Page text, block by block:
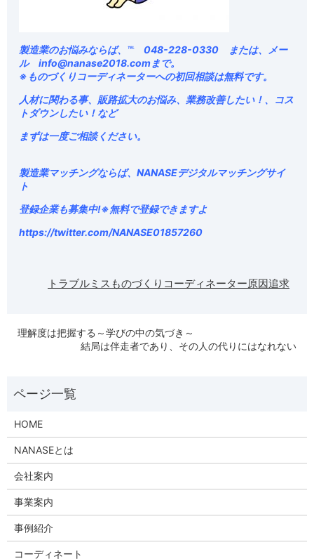
製造業のお悩みならば、℡ 048-228-0330 または、
メー
ルinfo@nanase2018.comまで。
※ものづくりコーディネーターへの初回相談は無料です。
人材に関わる事、販路拡大のお悩み、業務改善したい！、コス
トダウンしたい！など
まずは一度ご相談ください。
製造業マッチングならば、NANASEデジタルマッチングサイ
ト
登録企業も募集中!※無料で登録できますよ
https://twitter.com/NANASE01857260
トラブルミス ものづくりコーディネーター原因追求
理解度は把握する～学びの中の気づき～
結局は伴走者であり、その人の代りにはなれない
HOME
NANASEとは
会社案内
事業案内
事例紹介
コーディネート